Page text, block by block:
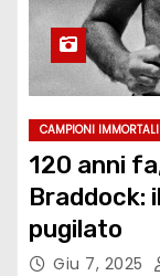
CAMPIONI IMMORTALI
120 anni
Braddock:
pugilato
Giu 7, 2025